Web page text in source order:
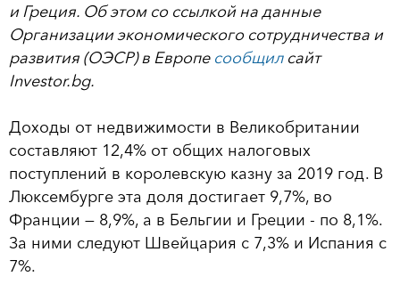
и Греция. Об этом со ссылкой на данные
Организации экономического сотрудничества и
развития (ОЭСР) в Европе сообщилсайт
Investor.bg.
Доходы от недвижимости в Великобритании
составляют 12,4% от общих налоговых
поступлений в королевскую казну за 2019 год. В
Люксембурге эта доля достигает 9,7%, во
Франции — 8,9%, а в Бельгии и Греции - по 8,1%.
За ними следуют Швейцария с 7,3% и Испания с
7%.